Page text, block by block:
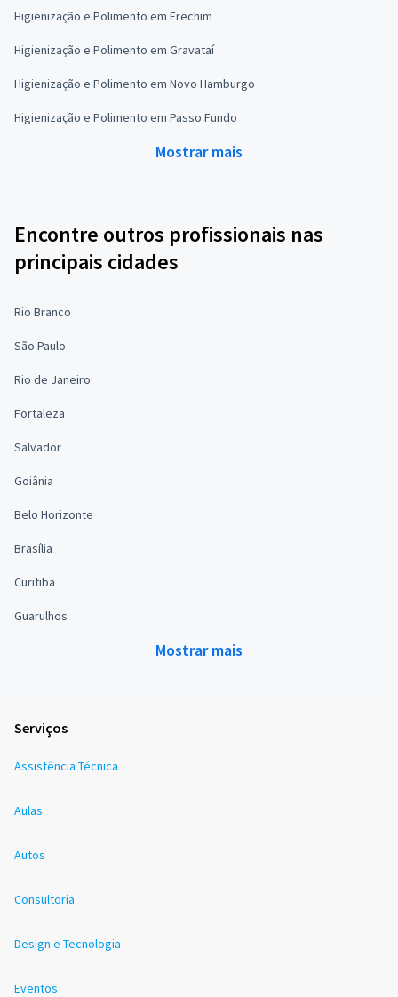
Higienização e Polimento em Erechim
Higienização e Polimento em Gravataí
Higienização e Polimento em Novo Hamburgo
Higienização e Polimento em Passo Fundo
Mostrar mais
Encontre outros profissionais nas
principais cidades
Rio Branco
São Paulo
Rio de Janeiro
Fortaleza
Salvador
Goiânia
Belo Horizonte
Brasília
Curitiba
Guarulhos
Mostrar mais
Serviços
Assistência Técnica
Aulas
Autos
Consultoria
Design e Tecnologia
Eventos